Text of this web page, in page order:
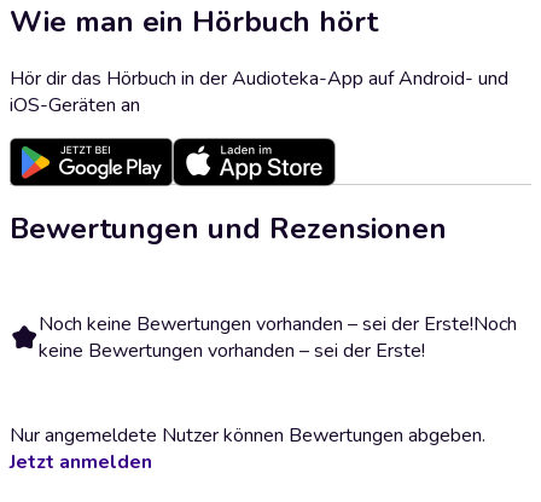
Wie man ein Hörbuch hört
Hör dir das Hörbuch in der Audioteka-App auf Android- und
iOS-Geräten an
Bewertungen und Rezensionen
Noch keine Bewertungen vorhanden – sei der Erste!Noch
keine Bewertungen vorhanden – sei der Erste!
Nur angemeldete Nutzer können Bewertungen abgeben.
Jetzt anmelden